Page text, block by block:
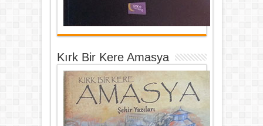
Kırk Bir Kere Amasya